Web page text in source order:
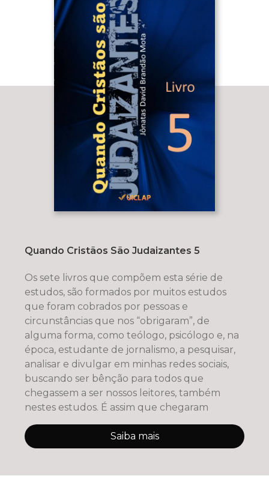
Quando Cristãos São Judaizantes 5
Os sete livros que compõem esta série de
estudos, são formados por muitos estudos
que foram cobrados por pessoas e
circunstâncias que nos “obrigaram”, de
alguma forma, como teólogo, psicólogo e, na
época, estudante de jornalismo, a pesquisar,
analisar e divulgar em minhas redes sociais,
buscando ser bênção para todos que
chegassem a ser nossos leitores, também
nestes estudos. É assim que chegaram
Saiba mais